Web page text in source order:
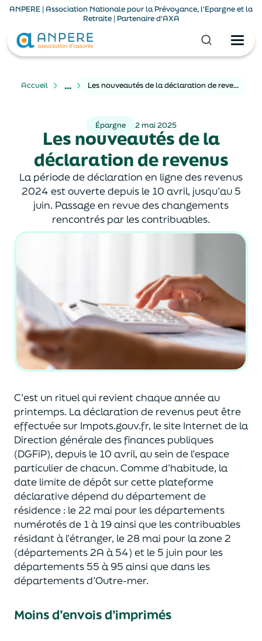
ANPERE | Association Nationale pour la Prévoyance, l'Epargne et la
Retraite | Partenaire d'AXA
Accueil ... Les nouveautés de la déclaration de revenus
Épargne 2 mai 2025
Les nouveautés de la
déclaration de revenus
La période de déclaration en ligne des revenus
2024 est ouverte depuis le 10 avril, jusqu’au 5
juin. Passage en revue des changements
rencontrés par les contribuables.
C’est un rituel qui revient chaque année au
printemps. La déclaration de revenus peut être
effectuée sur Impots.gouv.fr, le site Internet de la
Direction générale des finances publiques
(DGFiP), depuis le 10 avril, au sein de l’espace
particulier de chacun. Comme d’habitude, la
date limite de dépôt sur cette plateforme
déclarative dépend du département de
résidence : le 22 mai pour les départements
numérotés de 1 à 19 ainsi que les contribuables
résidant à l’étranger, le 28 mai pour la zone 2
(départements 2A à 54) et le 5 juin pour les
départements 55 à 95 ainsi que dans les
départements d’Outre-mer.
Moins d’envois d’imprimés